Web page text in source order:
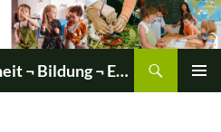
»die initiative ¬ Gesundheit ¬ Bildung ¬ Entwicklung«